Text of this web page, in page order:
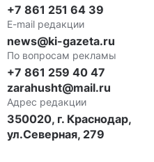
+7 861 251 64 39
E-mail редакции
news@ki-gazeta.ru
По вопросам рекламы
+7 861 259 40 47
zarahusht@mail.ru
Адрес редакции
350020, г. Краснодар,
ул.Северная, 279